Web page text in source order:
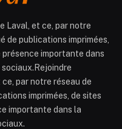
Laval, et ce, par notre
publications imprimées,
importante dans
ce, par notre réseau de
imprimées, de sites
importante dans la